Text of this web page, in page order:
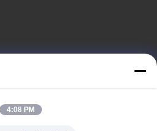
4:08 PM